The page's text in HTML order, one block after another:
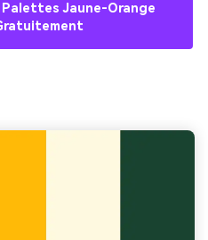
Palettes Jaune-Orange